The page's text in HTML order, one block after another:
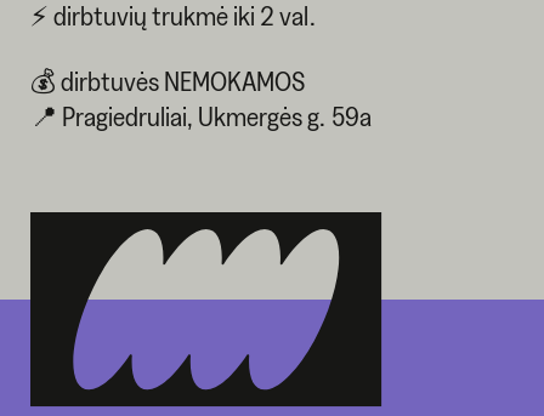
⚡ dirbtuvių trukmė iki 2 val.
💰 dirbtuvės NEMOKAMOS
📍 Pragiedruliai, Ukmergės g. 59a